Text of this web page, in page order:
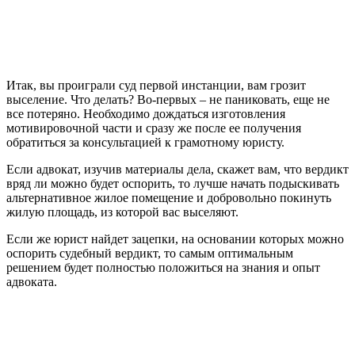
Итак, вы проиграли суд первой инстанции, вам грозит
выселение. Что делать? Во-первых – не паниковать, еще не
все потеряно. Необходимо дождаться изготовления
мотивировочной части и сразу же после ее получения
обратиться за консультацией к грамотному юристу.
Если адвокат, изучив материалы дела, скажет вам, что вердикт
вряд ли можно будет оспорить, то лучше начать подыскивать
альтернативное жилое помещение и добровольно покинуть
жилую площадь, из которой вас выселяют.
Если же юрист найдет зацепки, на основании которых можно
оспорить судебный вердикт, то самым оптимальным
решением будет полностью положиться на знания и опыт
адвоката.